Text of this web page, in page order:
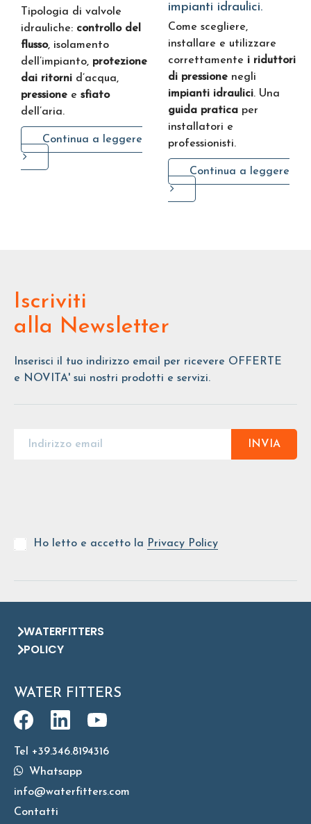
Tipologia di valvole
idrauliche: controllo del
flusso, isolamento
dell’impianto, protezione
dai ritorni d’acqua,
pressione e sfiato
dell’aria.
Continua a leggere
impianti idraulici.
Come scegliere,
installare e utilizzare
correttamente i riduttori
di pressione negli
impianti idraulici. Una
guida pratica per
installatori e
professionisti.
Continua a leggere
Iscriviti
alla Newsletter
Inserisci il tuo indirizzo email per ricevere OFFERTE
e NOVITA' sui nostri prodotti e servizi.
INVIA
Ho letto e accetto la Privacy Policy
WATERFITTERS
POLICY
WATER FITTERS
Tel +39.346.8194316
Whatsapp
info@waterfitters.com
Contatti